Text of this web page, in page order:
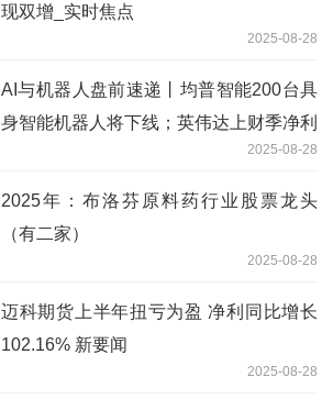
现双增_实时焦点
2025-08-28
AI与机器人盘前速递丨均普智能200台具
身智能机器人将下线；英伟达上财季净利
2025-08-28
2025年：布洛芬原料药行业股票龙头
（有二家）
2025-08-28
迈科期货上半年扭亏为盈 净利同比增长
102.16% 新要闻
2025-08-28